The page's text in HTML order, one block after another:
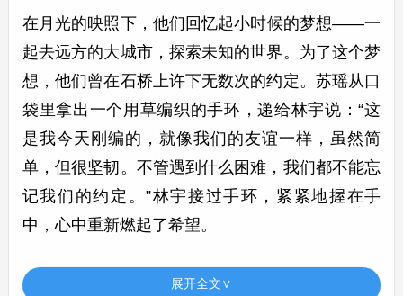
在月光的映照下，他们回忆起小时候的梦想——一
起去远方的大城市，探索未知的世界。为了这个梦
想，他们曾在石桥上许下无数次的约定。苏瑶从口
袋里拿出一个用草编织的手环，递给林宇说：“这
是我今天刚编的，就像我们的友谊一样，虽然简
单，但很坚韧。不管遇到什么困难，我们都不能忘
记我们的约定。”林宇接过手环，紧紧地握在手
中，心中重新燃起了希望。
从那以后，林宇和苏瑶更加努力地学习，互相鼓
展开全文∨